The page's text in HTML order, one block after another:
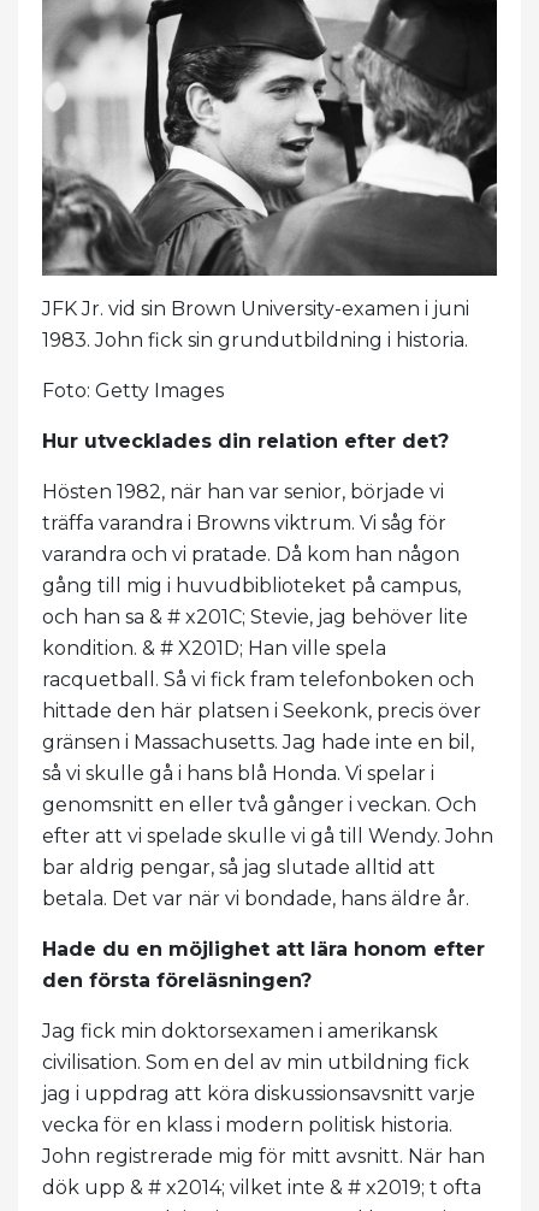
JFK Jr. vid sin Brown University-examen i juni
1983. John fick sin grundutbildning i historia.
Foto: Getty Images
Hur utvecklades din relation efter det?
Hösten 1982, när han var senior, började vi
träffa varandra i Browns viktrum. Vi såg för
varandra och vi pratade. Då kom han någon
gång till mig i huvudbiblioteket på campus,
och han sa & # x201C; Stevie, jag behöver lite
kondition. & # X201D; Han ville spela
racquetball. Så vi fick fram telefonboken och
hittade den här platsen i Seekonk, precis över
gränsen i Massachusetts. Jag hade inte en bil,
så vi skulle gå i hans blå Honda. Vi spelar i
genomsnitt en eller två gånger i veckan. Och
efter att vi spelade skulle vi gå till Wendy. John
bar aldrig pengar, så jag slutade alltid att
betala. Det var när vi bondade, hans äldre år.
Hade du en möjlighet att lära honom efter
den första föreläsningen?
Jag fick min doktorsexamen i amerikansk
civilisation. Som en del av min utbildning fick
jag i uppdrag att köra diskussionsavsnitt varje
vecka för en klass i modern politisk historia.
John registrerade mig för mitt avsnitt. När han
dök upp & # x2014; vilket inte & # x2019; t ofta